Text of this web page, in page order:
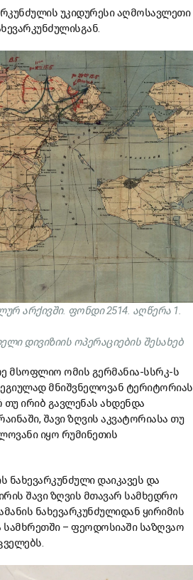
უკიდურესი აღმოსავლეთი
არქივში. ფონდი 2514. აღწერა 1.
დივიზიის ოპერაციების შესახებ
მსოფლიო ომის გერმანია-სსრკ-ს
მნიშვნელოვან ტერიტორიას
ირიბ გავლენას ახდენდა
შავი ზღვის აკვატორიასა თუ
იყო რუმინეთის
ნახევარკუნძული დაიკავეს და
შავი ზღვის მთავარ სამხედრო
ნახევარკუნძულიდან ყირიმის
– ფეოდოსიაში საზღვაო